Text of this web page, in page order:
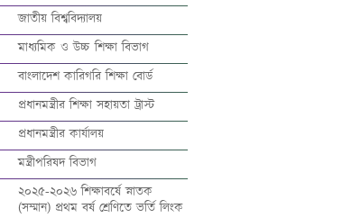
জাতীয় বিশ্ববিদ্যালয়
মাধ্যমিক ও উচ্চ শিক্ষা বিভাগ
বাংলাদেশ কারিগরি শিক্ষা বোর্ড
প্রধানমন্ত্রীর শিক্ষা সহায়তা ট্রাস্ট
প্রধানমন্ত্রীর কার্যালয়
মন্ত্রীপরিষদ বিভাগ
২০২৫-২০২৬ শিক্ষাবর্ষে স্নাতক
(সম্মান) প্রথম বর্ষ শ্রেণিতে ভর্তি লিংক